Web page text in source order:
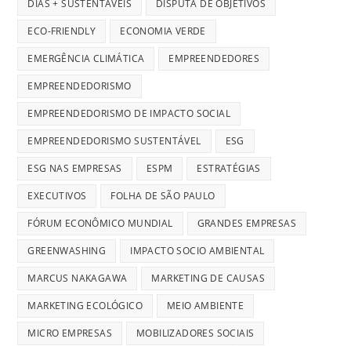
DIAS + SUSTENTÁVEIS DISPUTA DE OBJETIVOS
ECO-FRIENDLY ECONOMIA VERDE
EMERGÊNCIA CLIMÁTICA EMPREENDEDORES
EMPREENDEDORISMO
EMPREENDEDORISMO DE IMPACTO SOCIAL
EMPREENDEDORISMO SUSTENTÁVEL ESG
ESG NAS EMPRESAS ESPM ESTRATÉGIAS
EXECUTIVOS FOLHA DE SÃO PAULO
FÓRUM ECONÔMICO MUNDIAL GRANDES EMPRESAS
GREENWASHING IMPACTO SOCIO AMBIENTAL
MARCUS NAKAGAWA MARKETING DE CAUSAS
MARKETING ECOLÓGICO MEIO AMBIENTE
MICRO EMPRESAS MOBILIZADORES SOCIAIS